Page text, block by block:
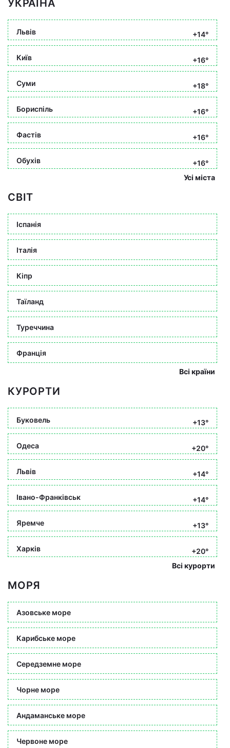
УКРАЇНА
Львів +14°
Київ +16°
Суми +18°
Бориспіль +16°
Фастів +16°
Обухів
+16°
Усі міста
СВІТ
Іспанія
Італія
Кіпр
Таїланд
Туреччина
Франція
Всі країни
КУРОРТИ
Буковель +13°
Одеса +20°
Львів +14°
Івано-Франківськ +14°
Яремче +13°
Харків
+20°
Всі курорти
МОРЯ
Азовське море
Карибське море
Середземне море
Чорне море
Андаманське море
Червоне море